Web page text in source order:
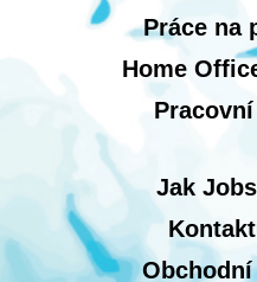
Práce na
Home
Jak